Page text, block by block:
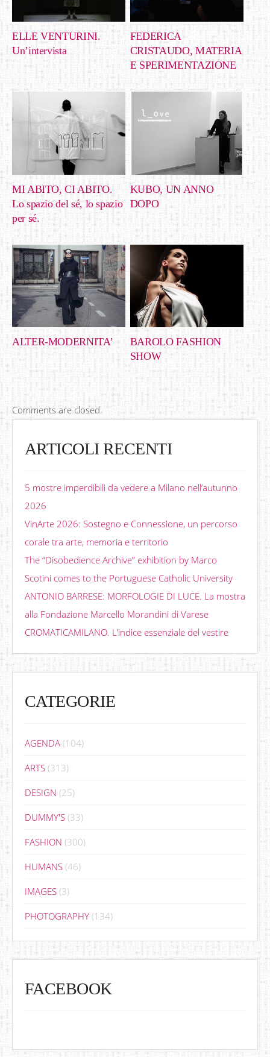
ELLE VENTURINI.
Un’intervista
FEDERICA
CRISTAUDO, MATERIA
E SPERIMENTAZIONE
MI ABITO, CI ABITO.
Lo spazio del sé, lo spazio
per sé.
KUBO, UN ANNO
DOPO
ALTER-MODERNITA’
BAROLO FASHION
SHOW
Comments are closed.
ARTICOLI RECENTI
5 mostre imperdibili da vedere a Milano nell’autunno
2026
VinArte 2026: Sostegno e Connessione, un percorso
corale tra arte, memoria e territorio
The “Disobedience Archive” exhibition by Marco
Scotini comes to the Portuguese Catholic University
ANTONIO BARRESE: MORFOLOGIE DI LUCE. La mostra
alla Fondazione Marcello Morandini di Varese
CROMATICAMILANO. L’indice essenziale del vestire
CATEGORIE
AGENDA (104)
ARTS (313)
DESIGN (25)
DUMMY'S (33)
FASHION (300)
HUMANS (46)
IMAGES (3)
PHOTOGRAPHY (134)
FACEBOOK